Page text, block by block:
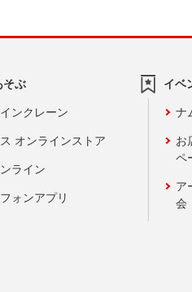
そぶ
ンクレーン
オンラインストア
ライン
ォンアプリ
イベ
ナ
お
ペ
ア
会